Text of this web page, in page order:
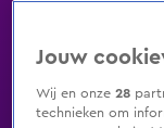
Jouw
Wij en onze28
technieken om